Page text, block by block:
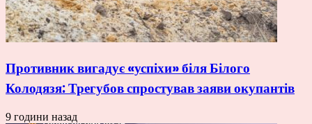
Противник вигадує «успіхи» біля Білого
Колодязя: Трегубов спростував заяви окупантів
9 години назад